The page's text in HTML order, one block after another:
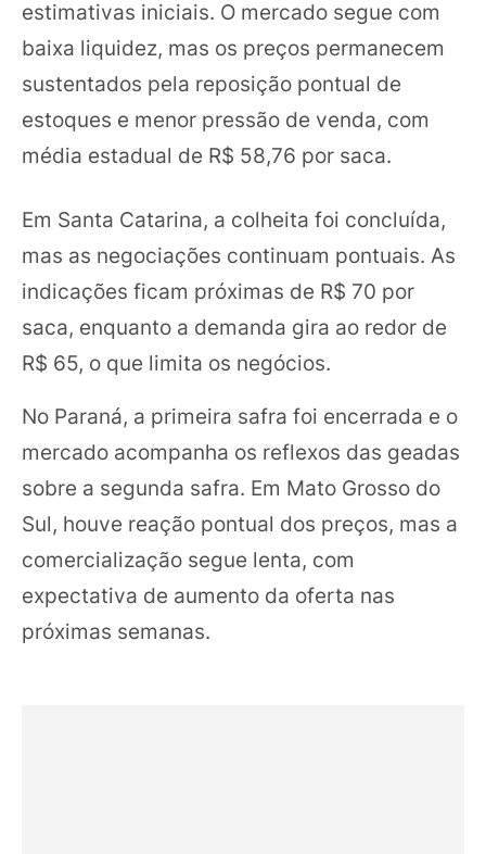
estimativas iniciais. O mercado segue com
baixa liquidez, mas os preços permanecem
sustentados pela reposição pontual de
estoques e menor pressão de venda, com
média estadual de R$ 58,76 por saca.
Em Santa Catarina, a colheita foi concluída,
mas as negociações continuam pontuais. As
indicações ficam próximas de R$ 70 por
saca, enquanto a demanda gira ao redor de
R$ 65, o que limita os negócios.
No Paraná, a primeira safra foi encerrada e o
mercado acompanha os reflexos das geadas
sobre a segunda safra. Em Mato Grosso do
Sul, houve reação pontual dos preços, mas a
comercialização segue lenta, com
expectativa de aumento da oferta nas
próximas semanas.